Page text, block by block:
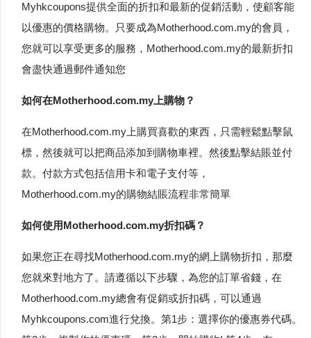
Myhkcoupons提供全面的折扣和最新的促銷活動，使顧客能
以優惠的價格購物。只要成為Motherhood.com.my的會員，
您就可以享受更多的服務，Motherhood.com.my的最新折扣
會盡快通過郵件通知您
如何在Motherhood.com.my上購物？
在Motherhood.com.my上購買喜歡的東西，只需輕鬆點擊鼠
標，然後就可以把商品添加到購物車裡。然後點擊結賬並付
款。付款方式包括信用卡和電子支付等，
Motherhood.com.my的購物結賬流程非常簡單
如何使用Motherhood.com.my折扣碼？
如果您正在尋找Motherhood.com.my的網上購物折扣，那麼
您就來對地方了。請遵循以下步驟，為您的訂單省錢，在
Motherhood.com.my總會有促銷或折扣碼，可以通過
Myhkcoupons.com進行兌換。第1步：選擇你的優惠券代碼。